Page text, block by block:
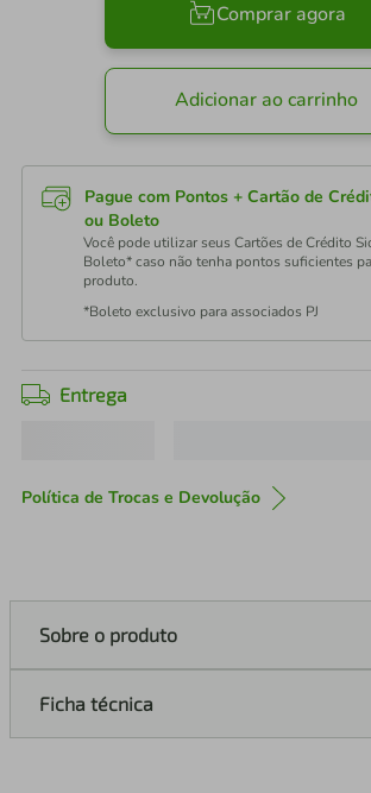
Comprar agora
Adicionar ao carrinho
Pague com Pontos + Cartão de
ou Boleto
Você pode utilizar seus Cartões de Crédito
Boleto* caso não tenha pontos suficientes
produto.
*Boleto exclusivo para associados PJ
Entrega
Política de Trocas e Devolução
Sobre o produto
Ficha técnica